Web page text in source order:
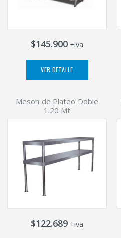
$145.900 +iva
VER DETALLE
Meson de Plateo Doble
1.20 Mt
$122.689 +iva